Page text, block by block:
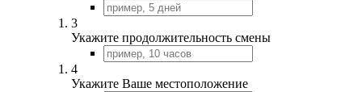
3
Укажите продолжительность смены
4
Укажите Ваше местоположение